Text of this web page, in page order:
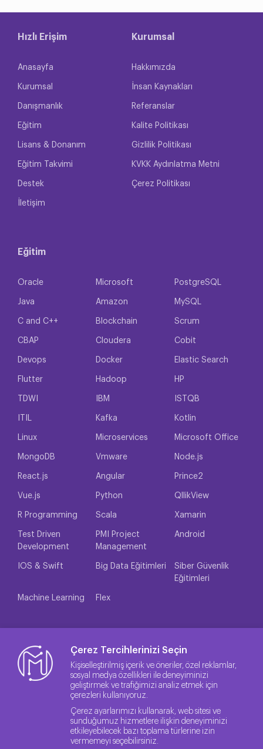
Hızlı Erişim
Anasayfa
Kurumsal
Danışmanlık
Eğitim
Lisans & Donanım
Eğitim Takvimi
Destek
İletişim
Kurumsal
Hakkımızda
İnsan Kaynakları
Referanslar
Kalite Politikası
Gizlilik Politikası
KVKK Aydınlatma Metni
Çerez Politikası
Eğitim
Oracle Microsoft PostgreSQL
Java Amazon MySQL
C and C++ Blockchain Scrum
CBAP Cloudera Cobit
Devops Docker Elastic Search
Flutter Hadoop HP
TDWI IBM ISTQB
ITIL Kafka Kotlin
Linux Microservices Microsoft Office
MongoDB Vmware Node.js
React.js Angular Prince2
Vue.js Python QllikView
R Programming Scala Xamarin
Test Driven
Development
PMI Project
Management
Android
IOS & Swift Big Data Eğitimleri
Siber Güvenlik
Eğitimleri
Machine Learning Flex
Çerez Tercihlerinizi Seçin
Kişiselleştirilmiş içerik ve öneriler, özel reklamlar,
sosyal medya özellikleri ile deneyiminizi
geliştirmek ve trafiğimizi analiz etmek için
çerezleri kullanıyoruz.
Çerez ayarlarımızı kullanarak, web sitesi ve
sunduğumuz hizmetlere ilişkin deneyiminizi
etkileyebilecek bazı toplama türlerine izin
vermemeyi seçebilirsiniz.